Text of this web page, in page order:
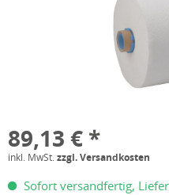
89,13 € *
inkl. MwSt.zzgl. Versandkosten
Sofort versandfertig,